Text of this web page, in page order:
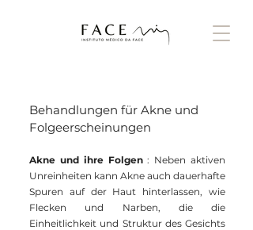
Behandlungen für Akne und
Folgeerscheinungen
Akne und ihre Folgen: Neben aktiven
Unreinheiten kann Akne auch dauerhafte
Spuren auf der Haut hinterlassen, wie
Flecken und Narben, die die
Einheitlichkeit und Struktur des Gesichts